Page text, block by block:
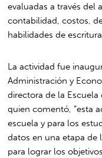
evaluadas a través del
contabilidad, costos,
habilidades de
La actividad fue
Administración y
directora de la Escuela
quien comentó, “esta
escuela y para los
datos en una etapa de
para lograr los